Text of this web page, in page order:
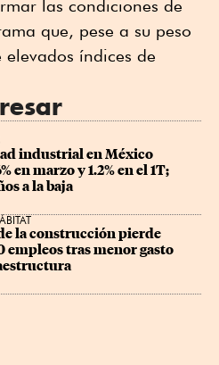
las condiciones de
que, pese a su peso
índices de
industrial en México
en marzo y 1.2% en el 1T;
a la baja
la construcción pierde
empleos tras menor gasto